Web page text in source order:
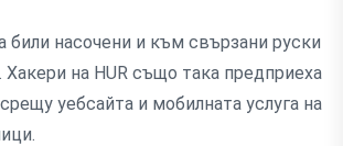
били насочени и към свързани руски
Хакери на HUR също така предприеха
уебсайта и мобилната услуга на